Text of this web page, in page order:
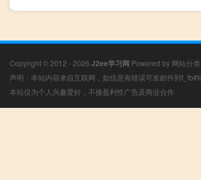
Copyright © 2012 - 2026 J2ee学习网 Powered by 网站分
声明：本站内容来自互联网，如信息有错误可发邮件到
本站仅为个人兴趣爱好，不接盈利性广告及商业合作